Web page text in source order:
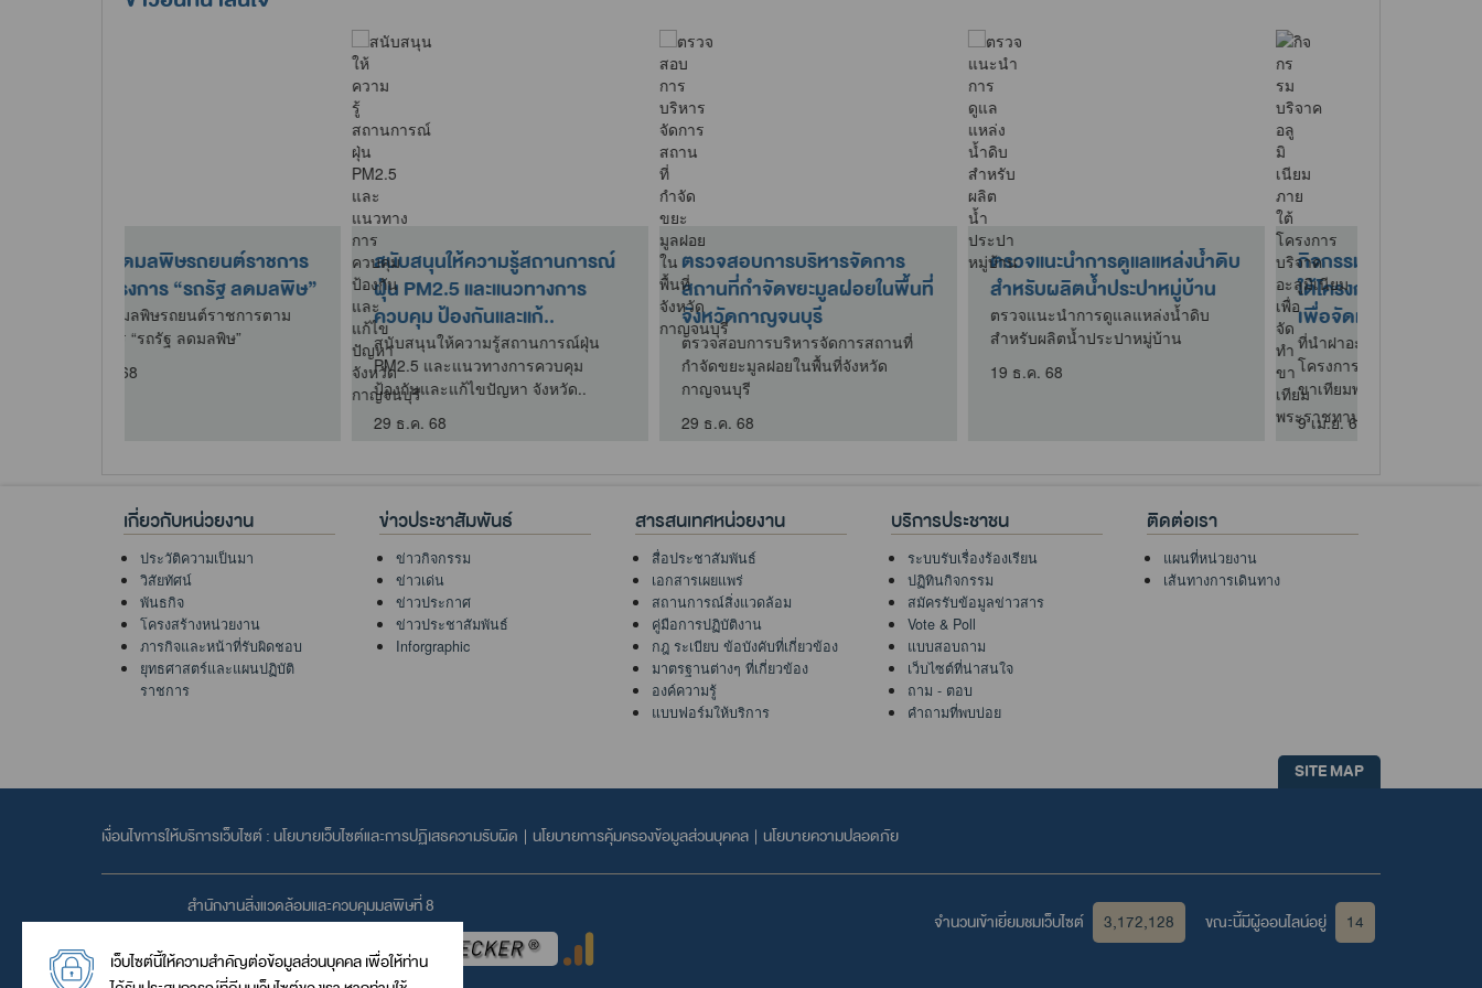
กิจกรรมบริจาคอลูมิเนียมภาย
ใต้โครงการบริจาคอะลูมิเนียม
เพื่อจัดทำขาเทียม..
ที่นำฝาอะลูมิเนียมมาร่วมบริจาค ใน
โครงการบริจาคอะลูมิเนียมเพื่อจัดทำ
ตรวจวิเคราะห์ตัวอย่างน้ำ
ประจำเดือนธันวาคม 2568
ตรวจวิเคราะห์ตัวอย่างน้ำ ประจำ
เดือนธันวาคม 2568
30 ธ.ค. 68
ตั้งจุดให้บริการประชาชนในช่วง
วันหยุดเทศกาลปีใหม่ 2569
ตั้งจุดให้บริการประชาชนในช่วงวัน
หยุดเทศกาลปีใหม่ 2569
30 ธ.ค. 68
เข้าร่วมพิธีเปิดงานวันน้อมรำลึก
การก่อตั้งโครงการศึกษาวิธีการ
ฟื้นฟูที่ด..
เข้าร่วมพิธีเปิดงานวันน้อมรำลึกการ
ก่อตั้งโครงการศึกษาวิธีการฟื้นฟูที่ดิน
เกี่ยวกับหน่วยงาน
ประวัติความเป็นมา
วิสัยทัศน์
พันธกิจ
โครงสร้างหน่วยงาน
ภารกิจและหน้าที่รับผิดชอบ
ยุทธศาสตร์และแผนปฏิบัติ
ราชการ
ข่าวประชาสัมพันธ์
ข่าวกิจกรรม
ข่าวเด่น
ข่าวประกาศ
ข่าวประชาสัมพันธ์
Inforgraphic
สารสนเทศหน่วยงาน
สื่อประชาสัมพันธ์
เอกสารเผยแพร่
สถานการณ์สิ่งแวดล้อม
คู่มือการปฏิบัติงาน
กฎ ระเบียบ ข้อบังคับที่เกี่ยวข้อง
มาตรฐานต่างๆ ที่เกี่ยวข้อง
องค์ความรู้
แบบฟอร์มให้บริการ
บริการประชาชน
ระบบรับเรื่องร้องเรียน
ปฏิทินกิจกรรม
สมัครรับข้อมูลข่าวสาร
Vote & Poll
แบบสอบถาม
เว็บไซต์ที่น่าสนใจ
ถาม - ตอบ
คำถามที่พบบ่อย
ติดต่อเรา
แผนที่หน่วยงาน
เส้นทางการเดินทาง
SITE MAP
เงื่อนไขการให้บริการเว็บไซต์ : นโยบายเว็บไซต์และการปฏิเสธความรับผิด | นโยบายการคุ้มครองข้อมูลส่วนบุคคล | นโยบายความปลอดภัย
สำนักงานสิ่งแวดล้อมและควบคุมมลพิษที่ 8
จำนวนเข้าเยี่ยมชมเว็บไซต์ 3,172,128 ขณะนี้มีผู้ออนไลน์อยู่
14
เว็บไซต์นี้ให้ความสำคัญต่อข้อมูลส่วนบุคคล เพื่อให้ท่าน